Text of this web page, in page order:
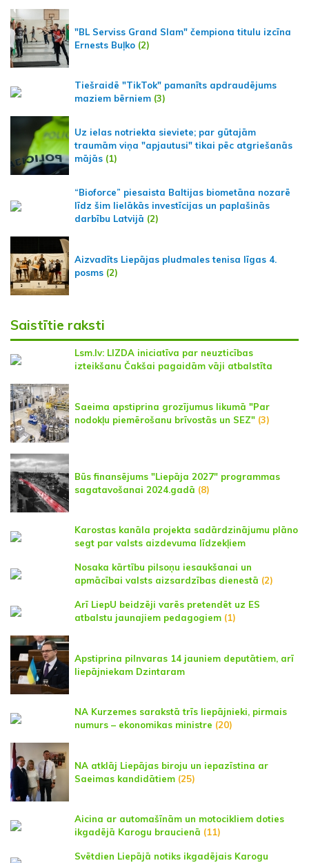
"BL Serviss Grand Slam" čempiona titulu izcīna
Ernests Buļko (2)
Tiešraidē "TikTok" pamanīts apdraudējums
maziem bērniem (3)
Uz ielas notriekta sieviete; par gūtajām
traumām viņa "apjautusi" tikai pēc atgriešanās
mājās (1)
“Bioforce” piesaista Baltijas biometāna nozarē
līdz šim lielākās investīcijas un paplašinās
darbību Latvijā (2)
Aizvadīts Liepājas pludmales tenisa līgas 4.
posms (2)
Saistītie raksti
Lsm.lv: LIZDA iniciatīva par neuzticības
izteikšanu Čakšai pagaidām vāji atbalstīta
Saeima apstiprina grozījumus likumā "Par
nodokļu piemērošanu brīvostās un SEZ" (3)
Būs finansējums "Liepāja 2027" programmas
sagatavošanai 2024.gadā (8)
Karostas kanāla projekta sadārdzinājumu plāno
segt par valsts aizdevuma līdzekļiem
Nosaka kārtību pilsoņu iesaukšanai un
apmācībai valsts aizsardzības dienestā (2)
Arī LiepU beidzēji varēs pretendēt uz ES
atbalstu jaunajiem pedagogiem (1)
Apstiprina pilnvaras 14 jauniem deputātiem, arī
liepājniekam Dzintaram
NA Kurzemes sarakstā trīs liepājnieki, pirmais
numurs – ekonomikas ministre (20)
NA atklāj Liepājas biroju un iepazīstina ar
Saeimas kandidātiem (25)
Aicina ar automašīnām un motocikliem doties
ikgadējā Karogu braucienā (11)
Svētdien Liepājā notiks ikgadējais Karogu